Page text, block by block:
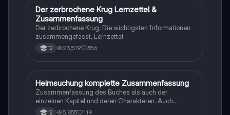
auch eine Checkliste zur Überprüfung der
Anforderungen.
Deutsch
Der zerbrochene Krug Lernzettel &
Zusammenfassung
Der zerbrochene Krug, Die wichtigsten Informationen
zusammengefasst, Lernzettel
12 23,519 356
Deutsch
Heimsuchung komplette Zusammenfassung
Zusammenfassung des Buches als auch der
einzelnen Kapitel und deren Charakteren. Auch
tabellarisch. Im Unterricht ohne KI erstellt
12 5,855 119